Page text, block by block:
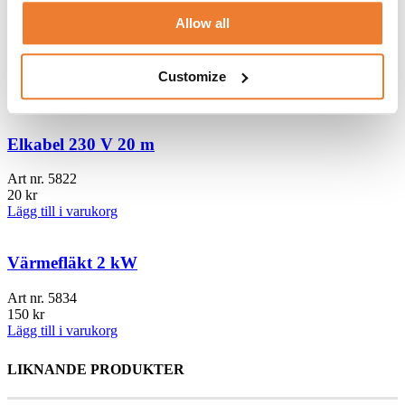
Allow all
Customize
Art nr.5901
Elkabel 230 V 20 m
Art nr. 5822
20 kr
Lägg till i varukorg
Värmefläkt 2 kW
Art nr. 5834
150 kr
Lägg till i varukorg
LIKNANDE PRODUKTER